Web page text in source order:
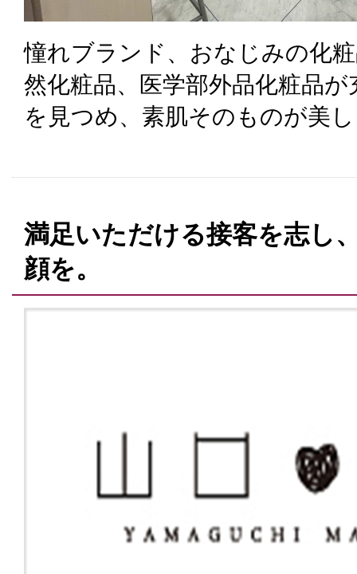
憧れブランド、おなじみの化
然化粧品、医学部外品化粧品
を見つめ、素肌そのものが美
満足いただける接客を志し
顔を。